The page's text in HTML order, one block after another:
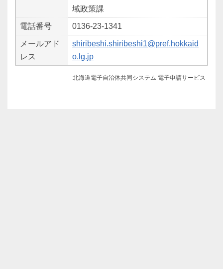
域政策課
電話番号 0136-23-1341
メールアド
レス
shiribeshi.shiribeshi1@pref.hokkaid
o.lg.jp
北海道電子自治体共同システム 電子申請サービス